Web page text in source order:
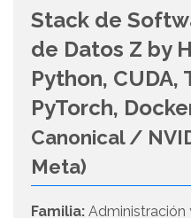
Stack de
de Datos Z by
Python, CUDA,
PyTorch,
Canonical /
Meta)
Familia: Administración